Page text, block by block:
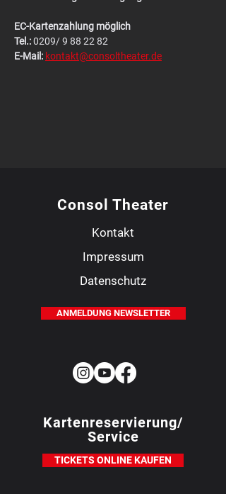
EC-Kartenzahlung möglich
Tel.: 0209/ 9 88 22 82
E-Mail: kontakt@consoltheater.de
Consol Theater
Kontakt
Impressum
Datenschutz
ANMELDUNG NEWSLETTER
Kartenreservierung/
Service
TICKETS ONLINE KAUFEN